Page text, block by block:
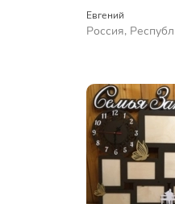
Евгений
Россия,